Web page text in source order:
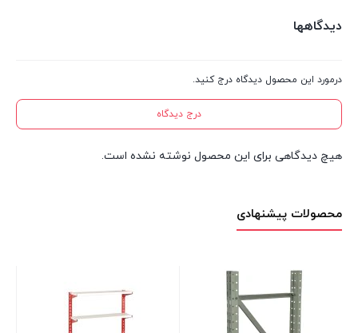
دیدگاهها
درمورد این محصول دیدگاه درج کنید.
درج دیدگاه
هیچ دیدگاهی برای این محصول نوشته نشده است.
محصولات پیشنهادی